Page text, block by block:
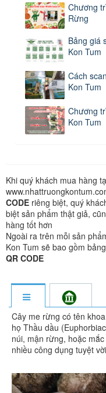
Chương
Rừng
Bảng giá
Kon Tum
Cách
Kon Tum
Chương
Kon Tum
Khi quý khách mua hàng
CODE riêng biệt, quý
biệt sản phẩm thật giả,
hàng tốt hơn
Ngoài ra trên mỗi sản
Kon Tum sẽ bao gồm
QR CODE
Cây me rừng có tên
họ Thầu dầu
núi, mận rừng, hoặc
nhiều công dụng tuyệt